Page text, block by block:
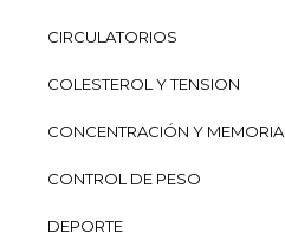
CIRCULATORIOS
COLESTEROL Y TENSION
CONCENTRACIÓN Y MEMORIA
CONTROL DE PESO
DEPORTE